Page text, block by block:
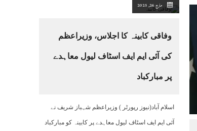
مارچ 26, 2025
وفاقی کابینہ کا اجلاس، وزیراعظم
کی آئی ایم ایف اسٹاف لیول معاہدے
پر مبارکباد
اسلام آباد(نیوز رپورٹر ) وزیراعظم شہباز شریف نے
آئی ایم ایف اسٹاف لیول معاہدے پر کابینہ کو مبارکباد